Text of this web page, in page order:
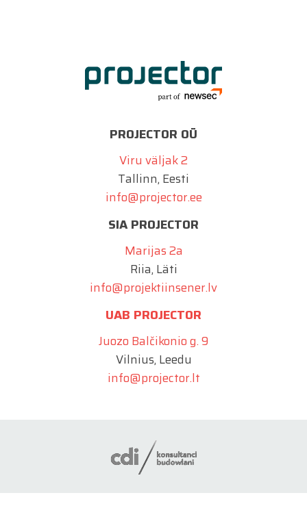
PROJECTOR OÜ
Viru väljak 2
Tallinn, Eesti
info@projector.ee
SIA PROJECTOR
Marijas 2a
Riia, Läti
info@projektiinsener.lv
UAB PROJECTOR
Juozo Balčikonio g. 9
Vilnius, Leedu
info@projector.lt